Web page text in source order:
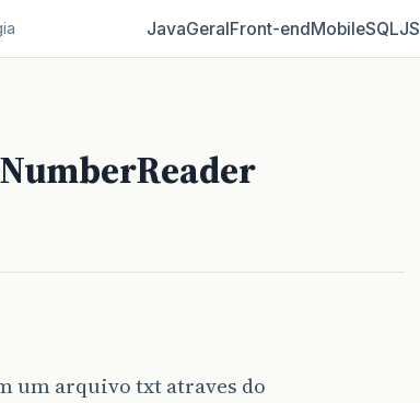
JavaGeralFront‑endMobileSQLJS
um arquivo txt atraves do